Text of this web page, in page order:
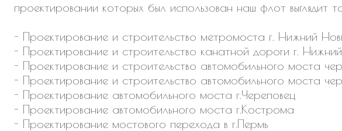
проектировании которых был использован наш флот выглядит
- Проектирование и строительство метромоста г. Нижний
- Проектирование и строительство канатной дороги г.
- Проектирование и строительство автомобильного моста
- Проектирование и строительство автомобильного моста
- Проектирование автомобильного моста г.Череповец
- Проектирование автомобильного моста г.Кострома
- Проектирование мостового перехода в г.Пермь